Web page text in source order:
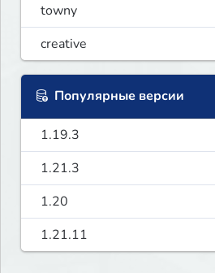
towny
creative
Популярные версии
1.19.3
1.21.3
1.20
1.21.11